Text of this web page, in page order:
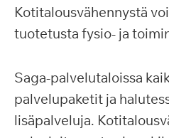
Kotitalousvähennystä
tuotetusta fysio- ja
Saga-palvelutaloissa
palvelupaketit ja
lisäpalveluja.